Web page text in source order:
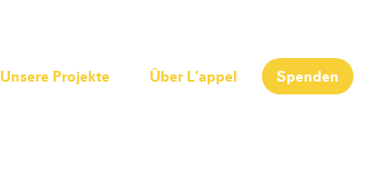
Unsere Projekte Über L’appel Spenden